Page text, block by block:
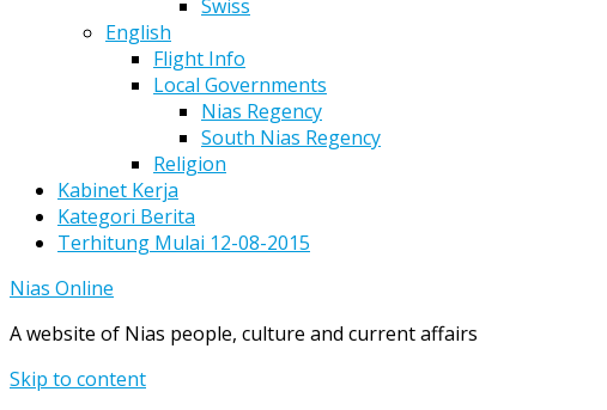
Swiss
English
Flight Info
Local Governments
Nias Regency
South Nias Regency
Religion
Kabinet Kerja
Kategori Berita
Terhitung Mulai 12-08-2015
Nias Online
A website of Nias people, culture and current affairs
Skip to content